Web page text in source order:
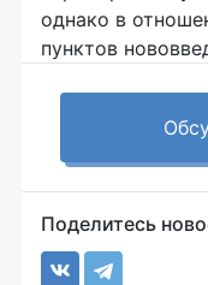
однако в
пунктов
Поделитесь